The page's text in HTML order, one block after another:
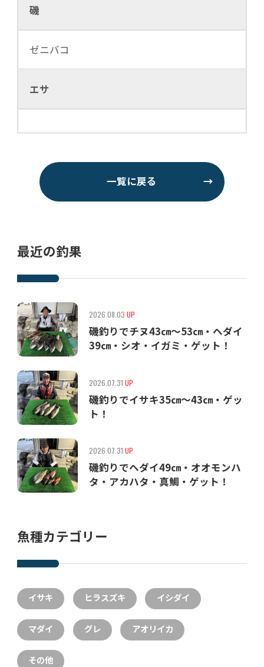
磯
ゼニバコ
エサ
一覧に戻る →
最近の釣果
2026.08.03 UP
磯釣りでチヌ43㎝〜53㎝・ヘダイ
39㎝・シオ・イガミ・ゲット！
2026.07.31 UP
磯釣りでイサキ35㎝〜43㎝・ゲッ
ト！
2026.07.31 UP
磯釣りでヘダイ49㎝・オオモンハ
タ・アカハタ・真鯛・ゲット！
魚種カテゴリー
イサキ ヒラスズキ イシダイ
マダイ グレ アオリイカ
その他